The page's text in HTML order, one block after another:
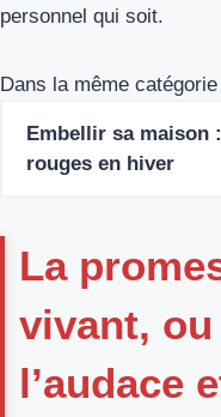
personnel qui soit.
Dans la même catégorie
Embellir sa maison
rouges en hiver
La
vivant,
l’audace